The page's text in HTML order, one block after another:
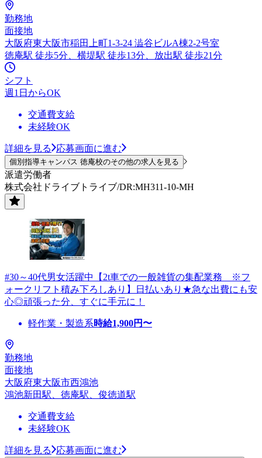
勤務地
面接地
大阪府東大阪市稲田上町1-3-24 澁谷ビルA棟2-2号室
徳庵駅 徒歩5分、横堤駅 徒歩13分、放出駅 徒歩21分
シフト
週1日からOK
交通費支給
未経験OK
詳細を見る 応募画面に進む
個別指導キャンパス 徳庵校のその他の求人を見る
派遣労働者
株式会社ドライブトライブ/DR:MH311-10-MH
#30～40代男女活躍中【2t車での一般雑貨の集配業務 ※フ
ォークリフト積み下ろしあり】日払いあり★急な出費にも安
心◎頑張った分、すぐに手元に！
軽作業・製造系時給1,900円〜
勤務地
面接地
大阪府東大阪市西鴻池
鴻池新田駅、徳庵駅、俊徳道駅
交通費支給
未経験OK
詳細を見る 応募画面に進む